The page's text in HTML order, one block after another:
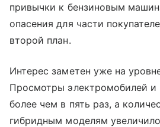
привычки к бензиновым
опасения для части
второй план.
Интерес заметен уже на
Просмотры электромобилей и
более чем в пять раз, а
гибридным моделям